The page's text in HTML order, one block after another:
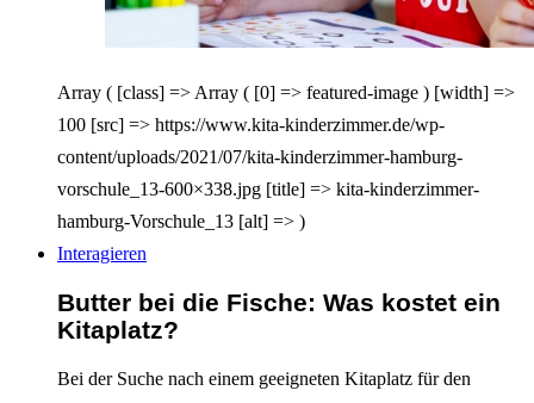
Array ( [class] => Array ( [0] => featured-image ) [width] =>
100 [src] => https://www.kita-kinderzimmer.de/wp-
content/uploads/2021/07/kita-kinderzimmer-hamburg-
vorschule_13-600×338.jpg [title] => kita-kinderzimmer-
hamburg-Vorschule_13 [alt] => )
Interagieren
Butter bei die Fische: Was kostet ein
Kitaplatz?
Bei der Suche nach einem geeigneten Kitaplatz für den